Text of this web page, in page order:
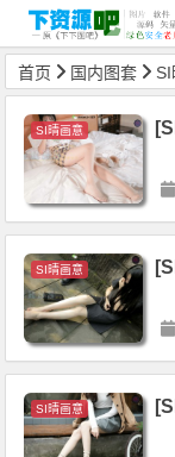
首页 国内图套
SI晴画意
SI晴画意
SI晴画意